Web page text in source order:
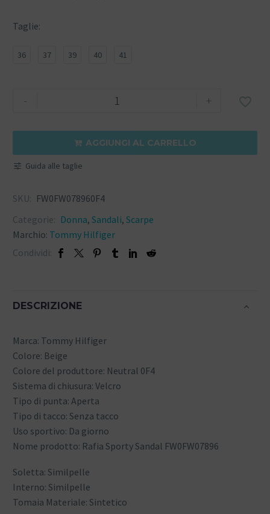
Taglie
36 37 39 40 41
- +
 AGGIUNGI AL CARRELLO
Guida alle taglie
SKU: FW0FW078960F4
Categorie: Donna, Sandali, Scarpe
Marchio: Tommy Hilfiger
Condividi:
DESCRIZIONE
Marca: Tommy Hilfiger
Colore: Beige
Colore del produttore: Neutral 0F4
Sistema di chiusura: Velcro
Tipo di punta: Aperta
Tipo di tacco: Senza tacco
Uso sportivo: Da giorno
Nome prodotto: Rafia Sporty Sandal FW0FW07896
Soletta: Similpelle
Interno: Similpelle
Tomaia Materiale: Sintetico